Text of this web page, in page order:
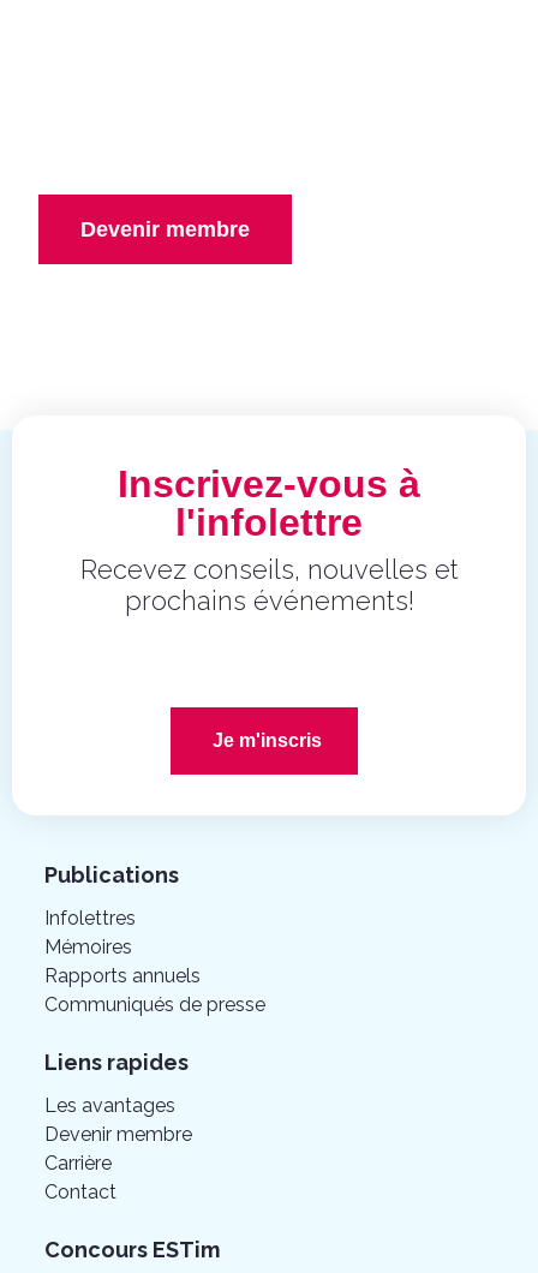
Devenir membre
Inscrivez-vous à
l'infolettre
Recevez conseils, nouvelles et
prochains événements!
Je m'inscris
Publications
Infolettres
Mémoires
Rapports annuels
Communiqués de presse
Liens rapides
Les avantages
Devenir membre
Carrière
Contact
Concours ESTim